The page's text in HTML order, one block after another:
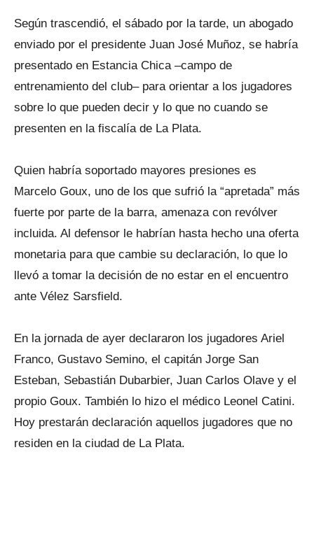
Según trascendió, el sábado por la tarde, un abogado
enviado por el presidente Juan José Muñoz, se habría
presentado en Estancia Chica –campo de
entrenamiento del club– para orientar a los jugadores
sobre lo que pueden decir y lo que no cuando se
presenten en la fiscalía de La Plata.
Quien habría soportado mayores presiones es
Marcelo Goux, uno de los que sufrió la “apretada” más
fuerte por parte de la barra, amenaza con revólver
incluida. Al defensor le habrían hasta hecho una oferta
monetaria para que cambie su declaración, lo que lo
llevó a tomar la decisión de no estar en el encuentro
ante Vélez Sarsfield.
En la jornada de ayer declararon los jugadores Ariel
Franco, Gustavo Semino, el capitán Jorge San
Esteban, Sebastián Dubarbier, Juan Carlos Olave y el
propio Goux. También lo hizo el médico Leonel Catini.
Hoy prestarán declaración aquellos jugadores que no
residen en la ciudad de La Plata.